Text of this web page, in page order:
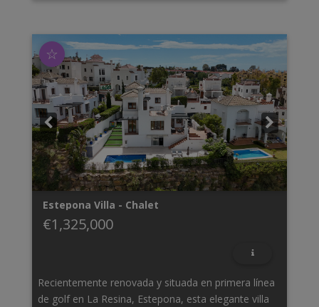
☆
Estepona Villa - Chalet
€1,325,000
Recientemente renovada y situada en primera línea
de golf en La Resina, Estepona, esta elegante villa